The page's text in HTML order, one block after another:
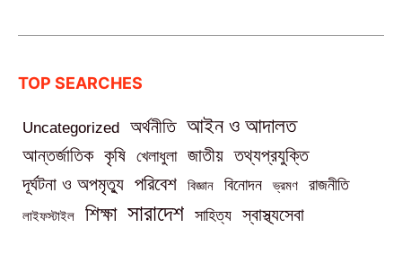
TOP SEARCHES
Uncategorized অর্থনীতি আইন ও আদালত
আন্তর্জাতিক কৃষি খেলাধুলা জাতীয় তথ্যপ্রযুক্তি
দূর্ঘটনা ও অপমৃত্যু পরিবেশ বিজ্ঞান বিনোদন ভ্রমণ রাজনীতি
লাইফস্টাইল শিক্ষা সারাদেশ সাহিত্য স্বাস্থ্যসেবা